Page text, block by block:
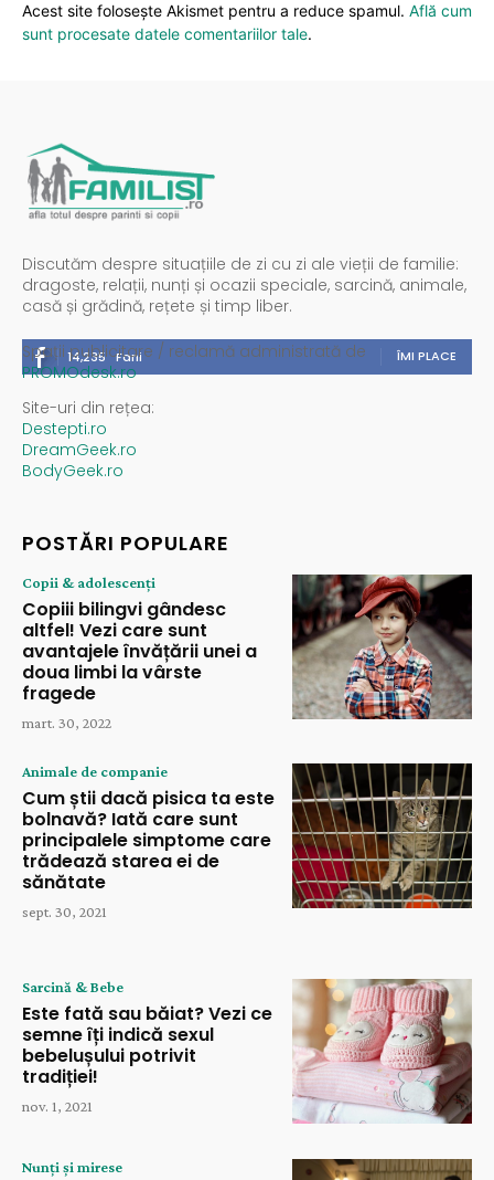
Acest site folosește Akismet pentru a reduce spamul. Află cum
sunt procesate datele comentariilor tale.
Discutăm despre situațiile de zi cu zi ale vieții de familie:
dragoste, relații, nunți și ocazii speciale, sarcină, animale,
casă și grădină, rețete și timp liber.
14,235 Fani ÎMI PLACE
Spații publicitare / reclamă administrată de
PROMOdesk.ro
Site-uri din rețea:
Destepti.ro
DreamGeek.ro
BodyGeek.ro
POSTĂRI POPULARE
Copii & adolescenți
Copiii bilingvi gândesc
altfel! Vezi care sunt
avantajele învățării unei a
doua limbi la vârste
fragede
mart. 30, 2022
Animale de companie
Cum știi dacă pisica ta este
bolnavă? Iată care sunt
principalele simptome care
trădează starea ei de
sănătate
sept. 30, 2021
Sarcină & Bebe
Este fată sau băiat? Vezi ce
semne îți indică sexul
bebelușului potrivit
tradiției!
nov. 1, 2021
Nunți și mirese